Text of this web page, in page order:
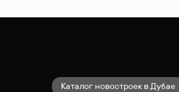
Каталог новостроек в Дубае